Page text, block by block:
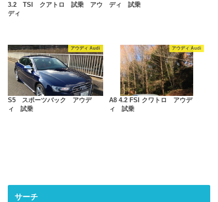
3.2 TSI クアトロ 試乗 アウ
ディ
ディ 試乗
アウディ Audi
S5 スポーツバック アウデ
ィ 試乗
アウディ Audi
A8 4.2 FSI クワトロ アウデ
ィ 試乗
サーチ